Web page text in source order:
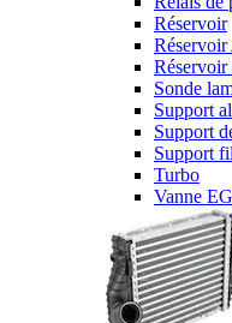
Réservoir
Réservoir
Sonde
Support
Support
Support
Turbo
Vanne